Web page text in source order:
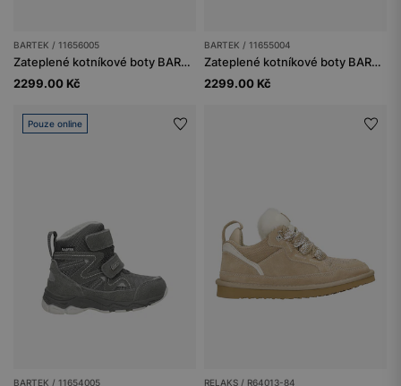
BARTEK / 11656005
Zateplené kotníkové boty BARTEK 11656005, šedé
2299.00 Kč
BARTEK / 11655004
Zateplené kotníkové boty BARTEK 11655004, pro dívky, fuchsiové
2299.00 Kč
Pouze online
BARTEK / 11654005 RELAKS / R64013-84